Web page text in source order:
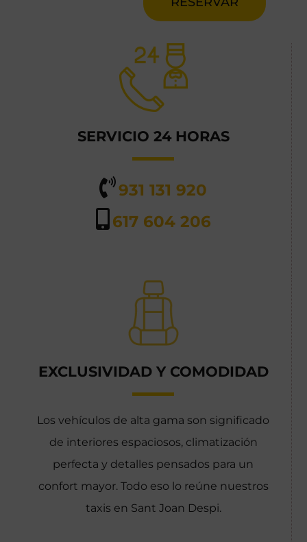
SERVICIO 24 HORAS
931 131 920
617 604 206
EXCLUSIVIDAD Y COMODIDAD
Los vehículos de alta gama son significado
de interiores espaciosos, climatización
perfecta y detalles pensados para un
confort mayor. Todo eso lo reúne nuestros
taxis en Sant Joan Despi.